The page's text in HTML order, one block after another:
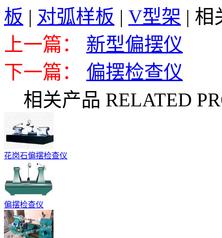
板 | 对弧样板 | V型架 | 相
上一篇：
新型偏摆仪
下一篇：
偏摆检查仪
相关产品 RELATED
花岗石偏摆检查仪
偏摆检查仪